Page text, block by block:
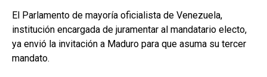
El Parlamento de mayoría oficialista de Venezuela,
institución encargada de juramentar al mandatario electo,
ya envió la invitación a Maduro para que asuma su tercer
mandato.